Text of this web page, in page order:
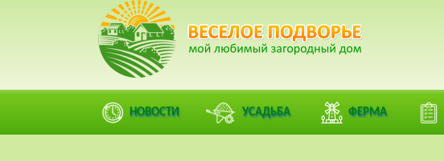
НОВОСТИ УСАДЬБА ФЕРМА
ФОРУМ